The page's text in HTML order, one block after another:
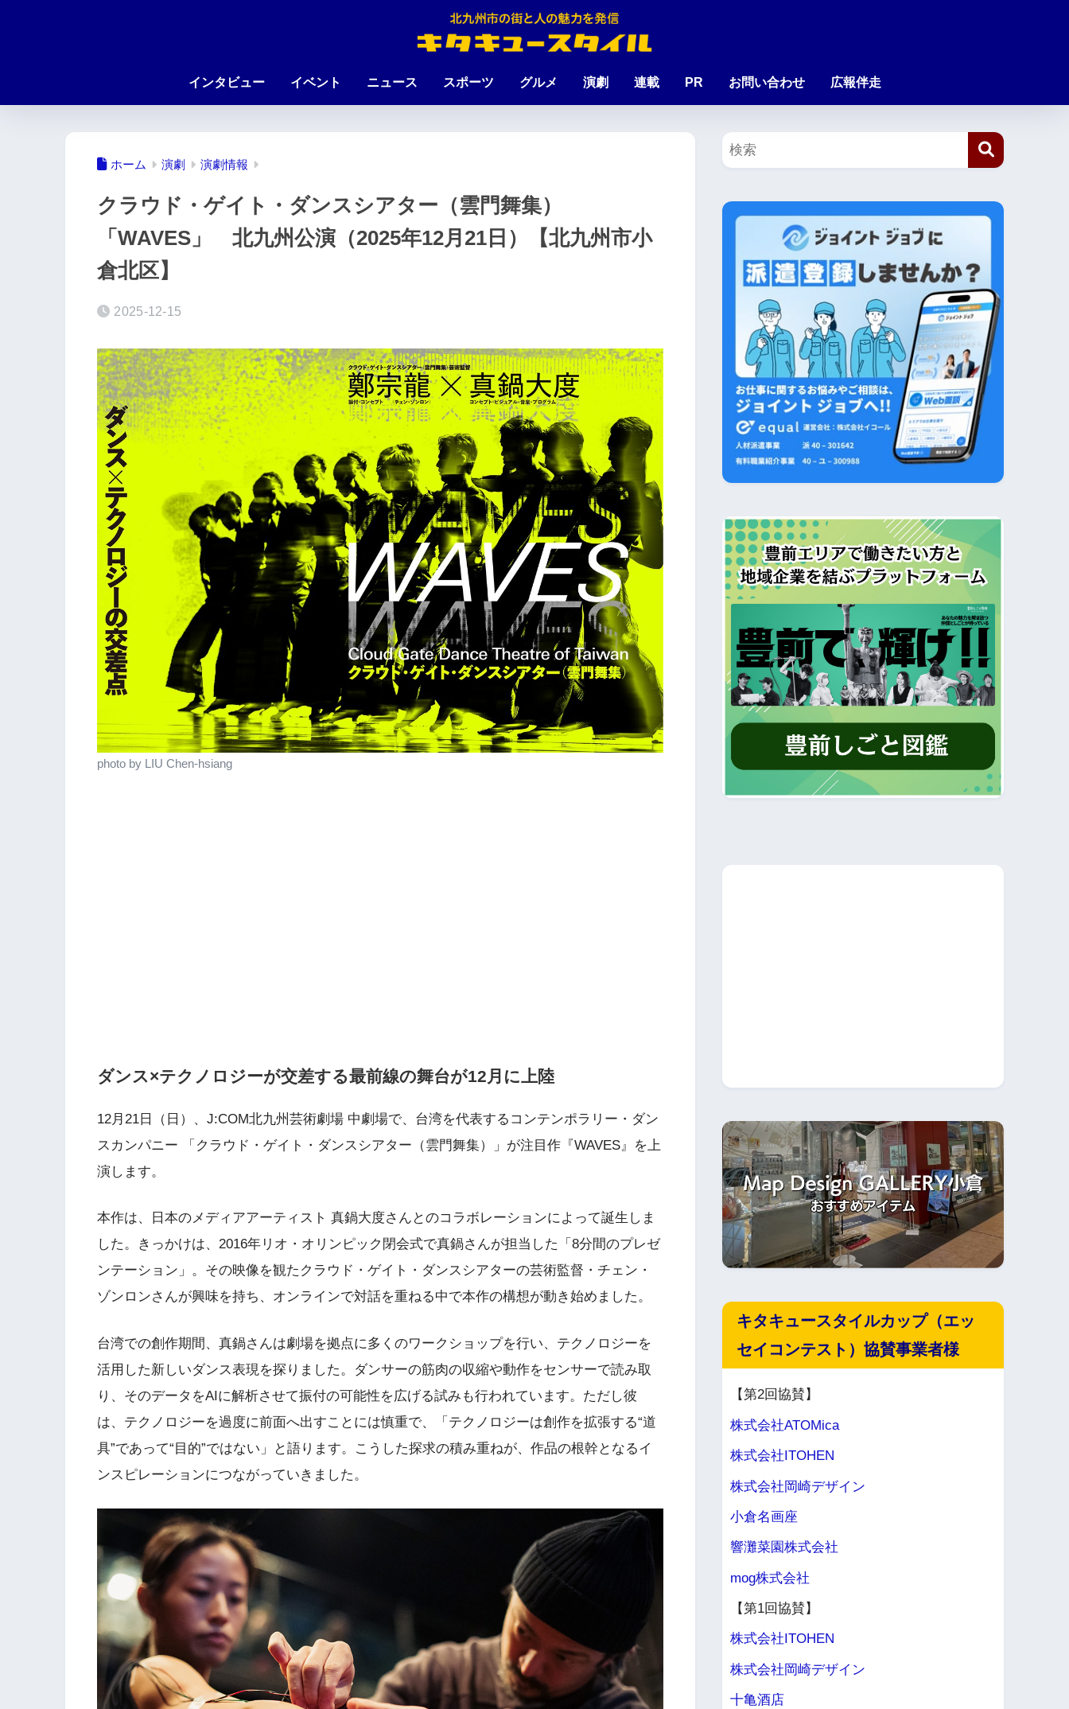
インタビュー イベント ニュース スポーツ グルメ 演劇 連載 PR お問い合わせ 広報伴走
ホーム 演劇 演劇情報
クラウド・ゲイト・ダンスシアター（雲門舞集）
「WAVES」 北九州公演（2025年12月21日）【北九州市小
倉北区】
2025-12-15
photo by LIU Chen-hsiang
ダンス×テクノロジーが交差する最前線の舞台が12月に上陸
12月21日（日）、J:COM北九州芸術劇場 中劇場で、台湾を代表するコンテンポラリー・ダン
スカンパニー 「クラウド・ゲイト・ダンスシアター（雲門舞集）」が注目作『WAVES』を上
演します。
本作は、日本のメディアアーティスト 真鍋大度さんとのコラボレーションによって誕生しま
した。きっかけは、2016年リオ・オリンピック閉会式で真鍋さんが担当した「8分間のプレゼ
ンテーション」。その映像を観たクラウド・ゲイト・ダンスシアターの芸術監督・チェン・
ゾンロンさんが興味を持ち、オンラインで対話を重ねる中で本作の構想が動き始めました。
台湾での創作期間、真鍋さんは劇場を拠点に多くのワークショップを行い、テクノロジーを
活用した新しいダンス表現を探りました。ダンサーの筋肉の収縮や動作をセンサーで読み取
り、そのデータをAIに解析させて振付の可能性を広げる試みも行われています。ただし彼
は、テクノロジーを過度に前面へ出すことには慎重で、「テクノロジーは創作を拡張する“道
具”であって“目的”ではない」と語ります。こうした探求の積み重ねが、作品の根幹となるイ
ンスピレーションにつながっていきました。
キタキュースタイルカップ（エッ
セイコンテスト）協賛事業者様
【第2回協賛】
株式会社ATOMica
株式会社ITOHEN
株式会社岡崎デザイン
小倉名画座
響灘菜園株式会社
mog株式会社
【第1回協賛】
株式会社ITOHEN
株式会社岡崎デザイン
十亀酒店